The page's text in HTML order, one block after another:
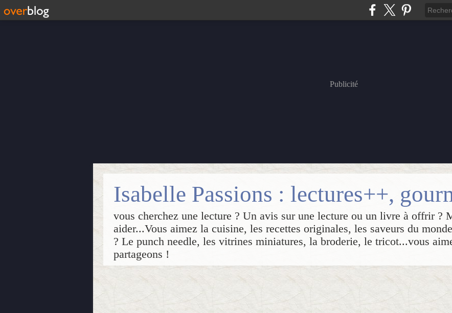
Publicité
vous cherchez une lecture ? Un avis sur une lecture ou un livre à offrir ?
aider...Vous aimez la cuisine, les recettes originales, les saveurs du
? Le punch needle, les vitrines miniatures, la broderie, le tricot...vous
partageons !